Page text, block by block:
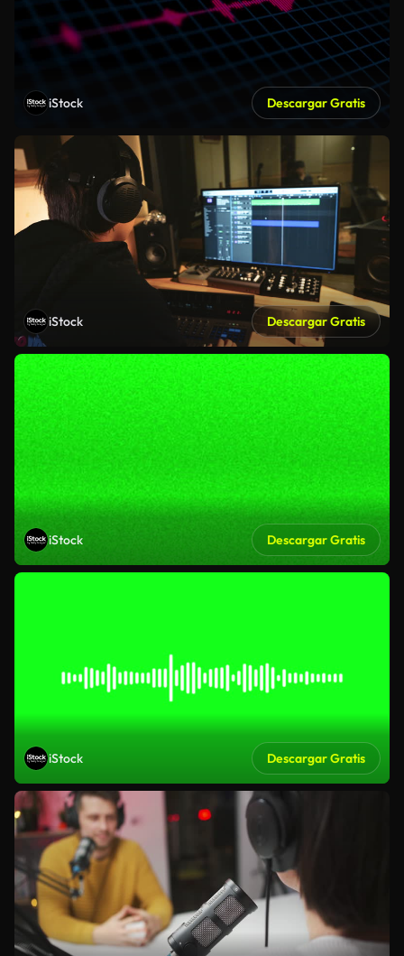
iStock Descargar Gratis
iStock Descargar Gratis
iStock Descargar Gratis
iStock Descargar Gratis